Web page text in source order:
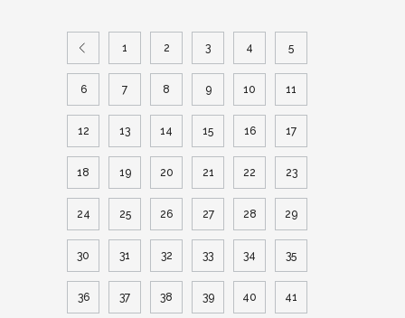
1 2 3 4 5
6 7 8 9 10 11
12 13 14 15 16 17
18 19 20 21 22 23
24 25 26 27 28 29
30 31 32 33 34 35
36 37 38 39 40 41